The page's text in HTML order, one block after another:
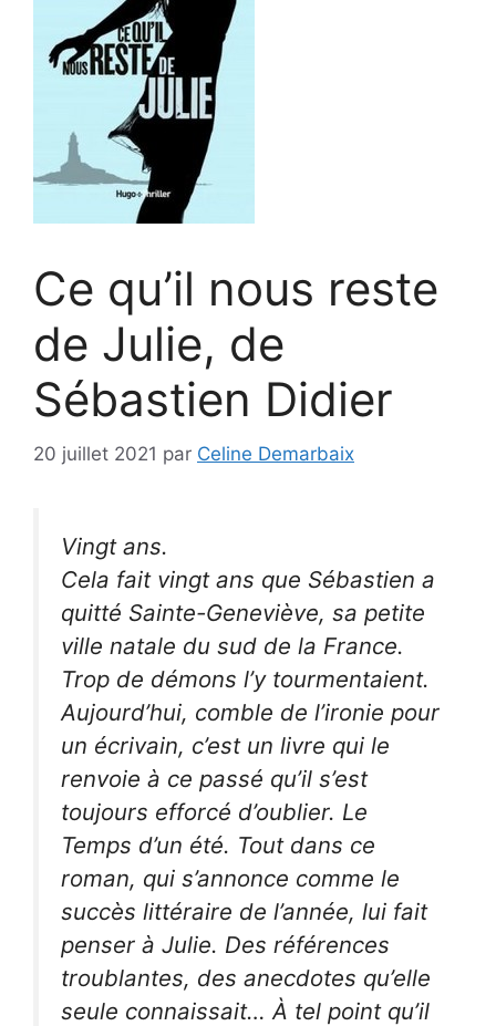
Ce qu’il nous reste
de Julie, de
Sébastien Didier
20 juillet 2021 par Celine Demarbaix
Vingt ans.
Cela fait vingt ans que Sébastien a
quitté Sainte-Geneviève, sa petite
ville natale du sud de la France.
Trop de démons l’y tourmentaient.
Aujourd’hui, comble de l’ironie pour
un écrivain, c’est un livre qui le
renvoie à ce passé qu’il s’est
toujours efforcé d’oublier. Le
Temps d’un été. Tout dans ce
roman, qui s’annonce comme le
succès littéraire de l’année, lui fait
penser à Julie. Des références
troublantes, des anecdotes qu’elle
seule connaissait… À tel point qu’il